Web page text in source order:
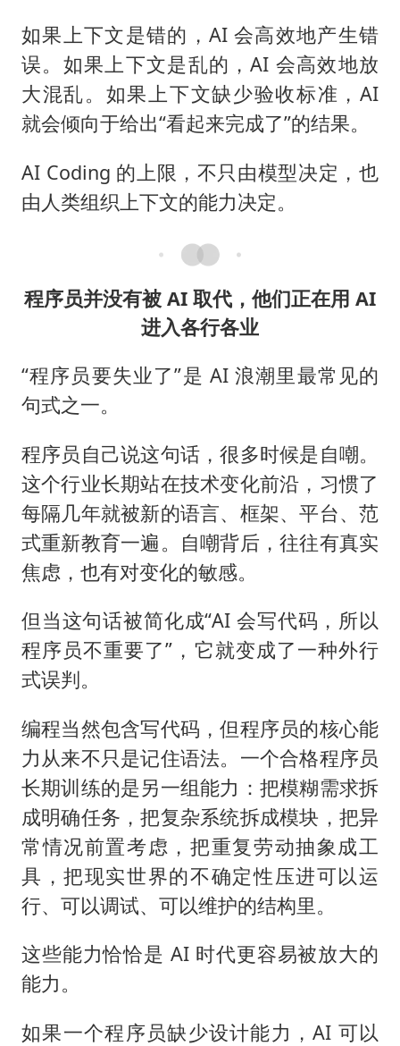
如果上下文是错的，AI 会高效地产生错
误。如果上下文是乱的，AI 会高效地放
大混乱。如果上下文缺少验收标准，AI
就会倾向于给出“看起来完成了”的结果。
AI Coding 的上限，不只由模型决定，也
由人类组织上下文的能力决定。
程序员并没有被 AI 取代，他们正在用 AI
进入各行各业
“程序员要失业了”是 AI 浪潮里最常见的
句式之一。
程序员自己说这句话，很多时候是自嘲。
这个行业长期站在技术变化前沿，习惯了
每隔几年就被新的语言、框架、平台、范
式重新教育一遍。自嘲背后，往往有真实
焦虑，也有对变化的敏感。
但当这句话被简化成“AI 会写代码，所以
程序员不重要了”，它就变成了一种外行
式误判。
编程当然包含写代码，但程序员的核心能
力从来不只是记住语法。一个合格程序员
长期训练的是另一组能力：把模糊需求拆
成明确任务，把复杂系统拆成模块，把异
常情况前置考虑，把重复劳动抽象成工
具，把现实世界的不确定性压进可以运
行、可以调试、可以维护的结构里。
这些能力恰恰是 AI 时代更容易被放大的
能力。
如果一个程序员缺少设计能力，AI 可以